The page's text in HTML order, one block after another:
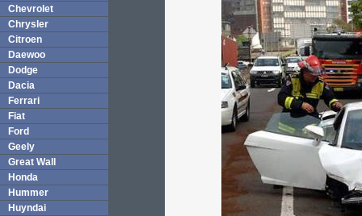
Chevrolet
Chrysler
Citroen
Daewoo
Dodge
Dacia
Ferrari
Fiat
Ford
Geely
Great Wall
Honda
Hummer
Huyndai